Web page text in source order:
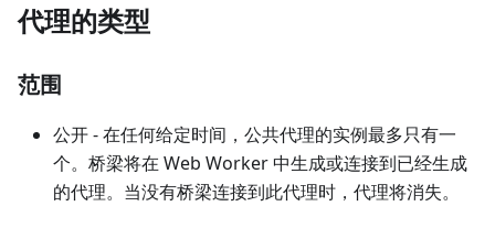
代理的类型
范围
公开 - 在任何给定时间，公共代理的实例最多只有一
个。桥梁将在 Web Worker 中生成或连接到已经生成
的代理。当没有桥梁连接到此代理时，代理将消失。